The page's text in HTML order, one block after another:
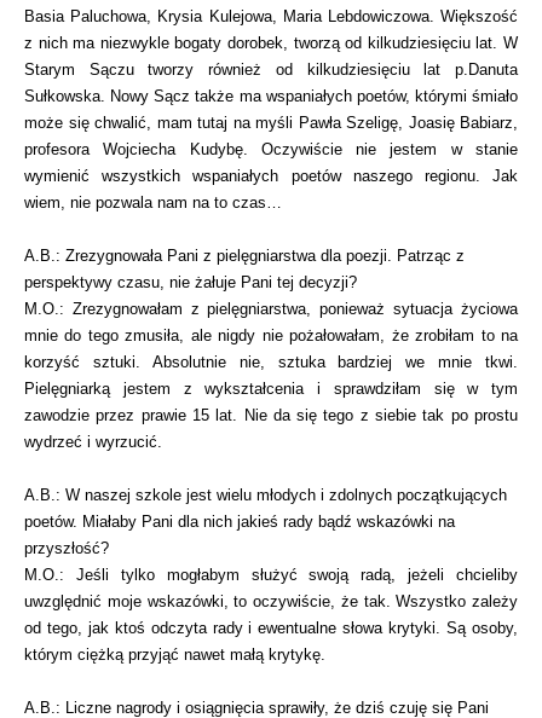
Basia Paluchowa, Krysia Kulejowa, Maria Lebdowiczowa. Większość
z nich ma niezwykle bogaty dorobek, tworzą od kilkudziesięciu lat. W
Starym Sączu tworzy również od kilkudziesięciu lat p.Danuta
Sułkowska. Nowy Sącz także ma wspaniałych poetów, którymi śmiało
może się chwalić, mam tutaj na myśli Pawła Szeligę, Joasię Babiarz,
profesora Wojciecha Kudybę. Oczywiście nie jestem w stanie
wymienić wszystkich wspaniałych poetów naszego regionu. Jak
wiem, nie pozwala nam na to czas…
A.B.: Zrezygnowała Pani z pielęgniarstwa dla poezji. Patrząc z
perspektywy czasu, nie żałuje Pani tej decyzji?
M.O.: Zrezygnowałam z pielęgniarstwa, ponieważ sytuacja życiowa
mnie do tego zmusiła, ale nigdy nie pożałowałam, że zrobiłam to na
korzyść sztuki. Absolutnie nie, sztuka bardziej we mnie tkwi.
Pielęgniarką jestem z wykształcenia i sprawdziłam się w tym
zawodzie przez prawie 15 lat. Nie da się tego z siebie tak po prostu
wydrzeć i wyrzucić.
A.B.: W naszej szkole jest wielu młodych i zdolnych początkujących
poetów. Miałaby Pani dla nich jakieś rady bądź wskazówki na
przyszłość?
M.O.: Jeśli tylko mogłabym służyć swoją radą, jeżeli chcieliby
uwzględnić moje wskazówki, to oczywiście, że tak. Wszystko zależy
od tego, jak ktoś odczyta rady i ewentualne słowa krytyki. Są osoby,
którym ciężką przyjąć nawet małą krytykę.
A.B.: Liczne nagrody i osiągnięcia sprawiły, że dziś czuję się Pani